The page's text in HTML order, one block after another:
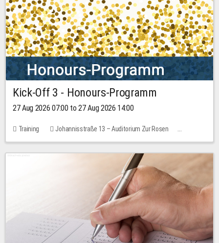
Kick-Off 3 - Honours-Programm
27 Aug 2026 07:00 to 27 Aug 2026 14:00
Training
Johannisstraße 13 – Auditorium Zur Rosen
11 places